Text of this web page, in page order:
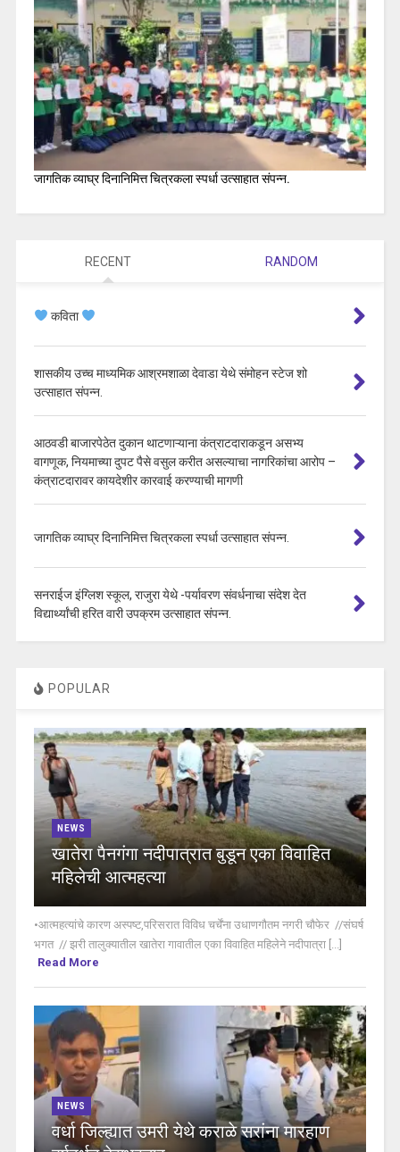
जागतिक व्याघ्र दिनानिमित्त चित्रकला स्पर्धा उत्साहात संपन्न.
RECENT RANDOM
कविता
शासकीय उच्च माध्यमिक आश्रमशाळा देवाडा येथे संमोहन स्टेज शो
उत्साहात संपन्न.
आठवडी बाजारपेठेत दुकान थाटणाऱ्याना कंत्राटदाराकडून असभ्य
वागणूक, नियमाच्या दुपट पैसे वसुल करीत असल्याचा नागरिकांचा आरोप –
कंत्राटदारावर कायदेशीर कारवाई करण्याची मागणी
जागतिक व्याघ्र दिनानिमित्त चित्रकला स्पर्धा उत्साहात संपन्न.
सनराईज इंग्लिश स्कूल, राजुरा येथे -पर्यावरण संवर्धनाचा संदेश देत
विद्यार्थ्यांची हरित वारी उपक्रम उत्साहात संपन्न.
POPULAR
NEWS
खातेरा पैनगंगा नदीपात्रात बुडून एका विवाहित
महिलेची आत्महत्या
•आत्महत्यांचे कारण अस्पष्ट,परिसरात विविध चर्चेंना उधाणगौतम नगरी चौफेर //संघर्ष
भगत // झरी तालुक्यातील खातेरा गावातील एका विवाहित महिलेने नदीपात्रा [...]
Read More
NEWS
वर्धा जिल्ह्यात उमरी येथे कराळे सरांना मारहाण